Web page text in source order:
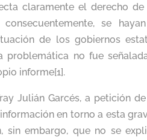
claramente el derecho
se
de los gobiernos
problemática no fue
informe[1].
Julián Garcés, a petición
en torno a esta
sin embargo, que no se